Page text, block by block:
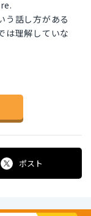
う話し方がある
は理解していな
ポスト